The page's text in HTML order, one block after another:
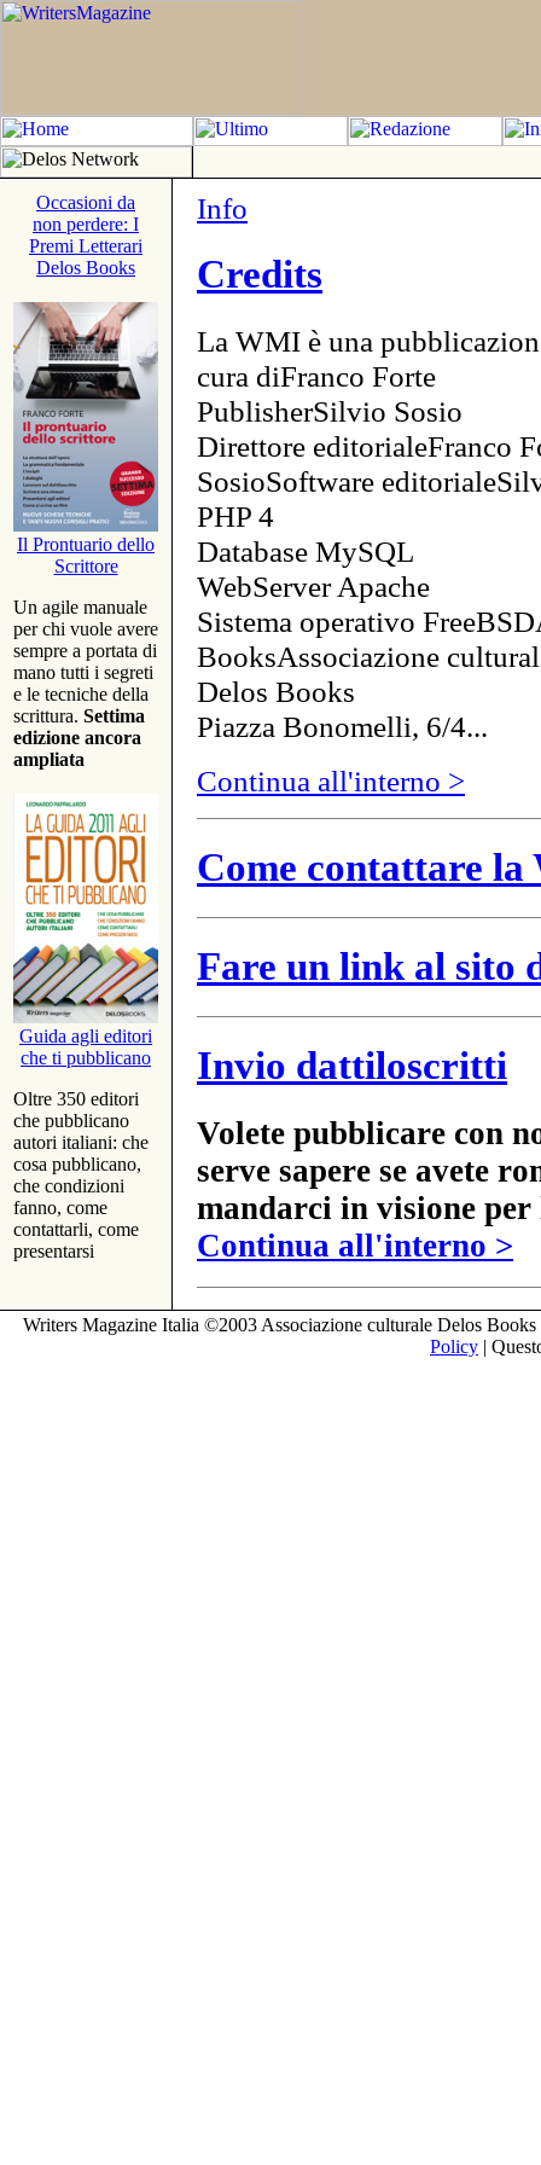
Occasioni da
non perdere: I
Premi Letterari
Delos Books
Il Prontuario dello
Scrittore
Un agile manuale
per chi vuole avere
sempre a portata di
mano tutti i segreti
e le tecniche della
scrittura. Settima
edizione ancora
ampliata
Guida agli editori
che ti pubblicano
Oltre 350 editori
che pubblicano
autori italiani: che
cosa pubblicano,
che condizioni
fanno, come
contattarli, come
presentarsi
Info
Credits
La WMI è una
cura diFranco Forte
PublisherSilvio Sosio
Direttore editorialeFranco
SosioSoftware
PHP 4
Database MySQL
WebServer Apache
Sistema operativo
BooksAssociazione
Delos Books
Piazza Bonomelli, 6/4...
Continua all'interno >
Come contattare
Fare un link al sito
Invio dattiloscritti
Volete pubblicare con
serve sapere se avete
mandarci in visione
Continua all'interno >
Writers Magazine Italia ©2003 Associazione culturale Delos
Policy |